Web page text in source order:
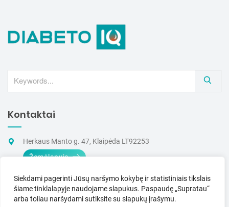
Siekdami pagerinti Jūsų naršymo kokybę ir statistiniais tikslais
šiame tinklalapyje naudojame slapukus. Paspaudę „Supratau“
arba toliau naršydami sutiksite su slapukų įrašymu.
e
Kontaktai
Herkaus Manto g. 47, Klaipėda LT92253
Žemėlapyje
+370 605 03265
(I–V 9–17 val.)
info@dia-iq.lt